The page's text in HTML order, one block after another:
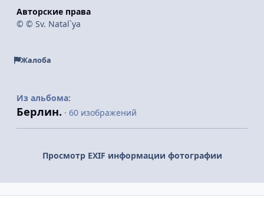
Авторские права
© © Sv. Natal`ya
Жалоба
Из альбома:
Берлин. · 60 изображений
Просмотр EXIF информации фотографии